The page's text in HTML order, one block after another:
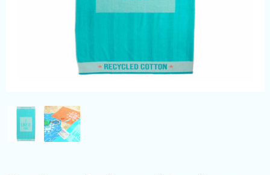
Kleding & textiel
Duurzamere geschenken
Luxe geschenken
Meer categorieën
Wijn